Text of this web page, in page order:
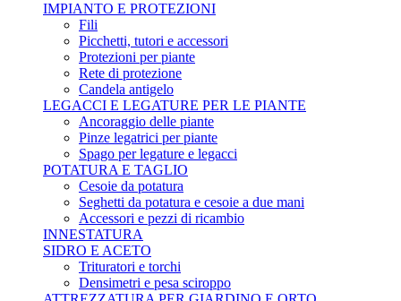
IMPIANTO E PROTEZIONI
Fili
Picchetti, tutori e accessori
Protezioni per piante
Rete di protezione
Candela antigelo
LEGACCI E LEGATURE PER LE PIANTE
Ancoraggio delle piante
Pinze legatrici per piante
Spago per legature e legacci
POTATURA E TAGLIO
Cesoie da potatura
Seghetti da potatura e cesoie a due mani
Accessori e pezzi di ricambio
INNESTATURA
SIDRO E ACETO
Trituratori e torchi
Densimetri e pesa sciroppo